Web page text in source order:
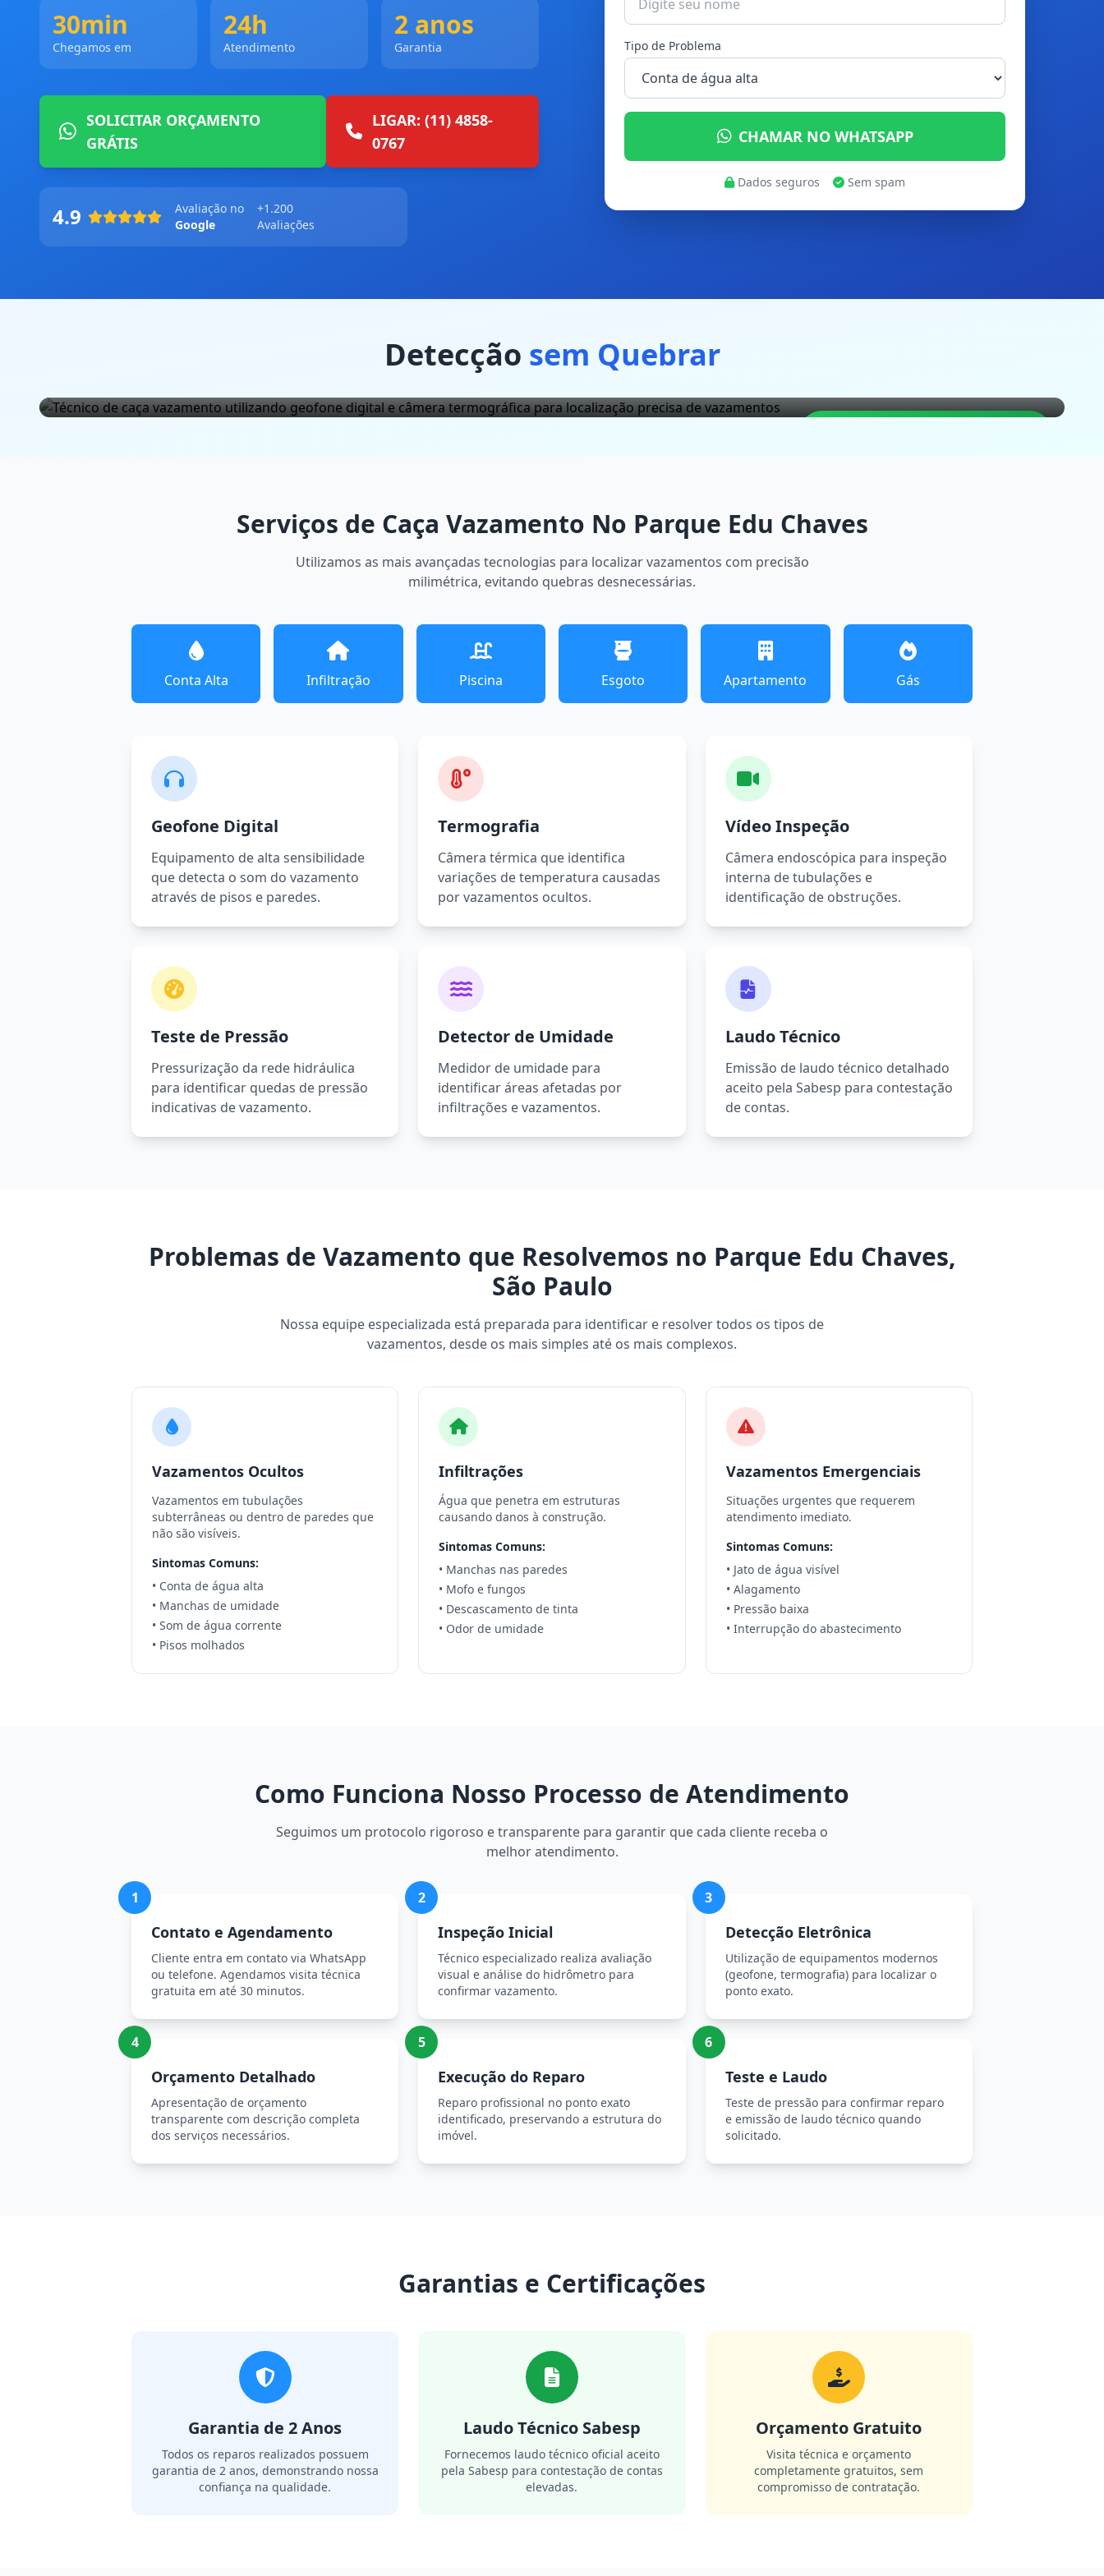
30min
Chegamos em
24h
Atendimento
2 anos
Garantia
SOLICITAR ORÇAMENTO
GRÁTIS
LIGAR: (11) 4858-
0767
4.9
Avaliação no
Google
+1.200
Avaliações
Tipo de Problema
CHAMAR NO WHATSAPP
Dados seguros Sem spam
Detecção sem Quebrar
Serviços de Caça Vazamento No Parque Edu Chaves
Utilizamos as mais avançadas tecnologias para localizar vazamentos com precisão
milimétrica, evitando quebras desnecessárias.
Conta Alta Infiltração Piscina Esgoto Apartamento Gás
Geofone Digital
Equipamento de alta sensibilidade
que detecta o som do vazamento
através de pisos e paredes.
Termografia
Câmera térmica que identifica
variações de temperatura causadas
por vazamentos ocultos.
Vídeo Inspeção
Câmera endoscópica para inspeção
interna de tubulações e
identificação de obstruções.
Teste de Pressão
Pressurização da rede hidráulica
para identificar quedas de pressão
indicativas de vazamento.
Detector de Umidade
Medidor de umidade para
identificar áreas afetadas por
infiltrações e vazamentos.
Laudo Técnico
Emissão de laudo técnico detalhado
aceito pela Sabesp para contestação
de contas.
Problemas de Vazamento que Resolvemos no Parque Edu Chaves,
São Paulo
Nossa equipe especializada está preparada para identificar e resolver todos os tipos de
vazamentos, desde os mais simples até os mais complexos.
Vazamentos Ocultos
Vazamentos em tubulações
subterrâneas ou dentro de paredes que
não são visíveis.
Sintomas Comuns:
• Conta de água alta
• Manchas de umidade
• Som de água corrente
• Pisos molhados
Infiltrações
Água que penetra em estruturas
causando danos à construção.
Sintomas Comuns:
• Manchas nas paredes
• Mofo e fungos
• Descascamento de tinta
• Odor de umidade
Vazamentos Emergenciais
Situações urgentes que requerem
atendimento imediato.
Sintomas Comuns:
• Jato de água visível
• Alagamento
• Pressão baixa
• Interrupção do abastecimento
Como Funciona Nosso Processo de Atendimento
Seguimos um protocolo rigoroso e transparente para garantir que cada cliente receba o
melhor atendimento.
1
Contato e Agendamento
Cliente entra em contato via WhatsApp
ou telefone. Agendamos visita técnica
gratuita em até 30 minutos.
2
Inspeção Inicial
Técnico especializado realiza avaliação
visual e análise do hidrômetro para
confirmar vazamento.
3
Detecção Eletrônica
Utilização de equipamentos modernos
(geofone, termografia) para localizar o
ponto exato.
4
Orçamento Detalhado
Apresentação de orçamento
transparente com descrição completa
dos serviços necessários.
5
Execução do Reparo
Reparo profissional no ponto exato
identificado, preservando a estrutura do
imóvel.
6
Teste e Laudo
Teste de pressão para confirmar reparo
e emissão de laudo técnico quando
solicitado.
Garantias e Certificações
Garantia de 2 Anos
Todos os reparos realizados possuem
garantia de 2 anos, demonstrando nossa
confiança na qualidade.
Laudo Técnico Sabesp
Fornecemos laudo técnico oficial aceito
pela Sabesp para contestação de contas
elevadas.
Orçamento Gratuito
Visita técnica e orçamento
completamente gratuitos, sem
compromisso de contratação.